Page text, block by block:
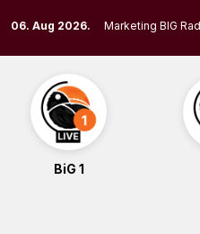
to
content
06. Aug 2026. Marketing BIG
BiG 1